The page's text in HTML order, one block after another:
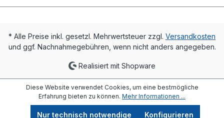
* Alle Preise inkl. gesetzl. Mehrwertsteuer zzgl. Versandkosten
und ggf. Nachnahmegebühren, wenn nicht anders angegeben.
Realisiert mit Shopware
Diese Website verwendet Cookies, um eine bestmögliche
Erfahrung bieten zu können. Mehr Informationen ...
Nur technisch notwendige Konfigurieren